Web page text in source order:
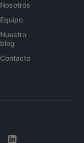
Nosotros
Equipo
Nuestro
blog
Contacto